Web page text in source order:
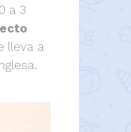
a 3
lleva a